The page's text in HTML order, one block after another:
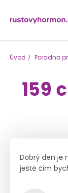
Úvod Poradna
159
Dobrý den je
ještě čim